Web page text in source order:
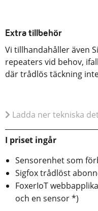
Extra tillbehör
Vi tillhandahåller även
repeaters vid behov,
där trådlös täckning
Ladda ner tekniska
I priset ingår
Sensorenhet som
Sigfox trådlöst
FoxerIoT
och en sensor *)